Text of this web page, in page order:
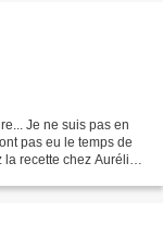
Je ne suis pas en
pas eu le temps de
recette chez Aurélie,